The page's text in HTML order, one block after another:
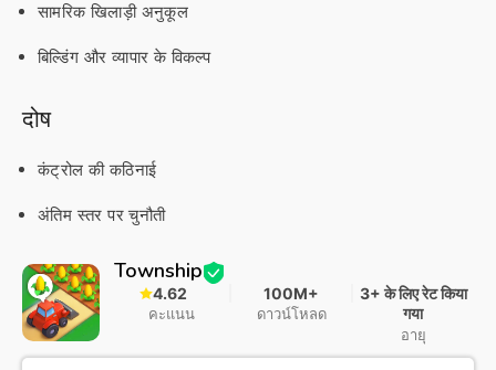
सामरिक खिलाड़ी अनुकूल
बिल्डिंग और व्यापार के विकल्प
दोष
कंट्रोल की कठिनाई
अंतिम स्तर पर चुनौती
Township
4.62
คะแนน
100M+
ดาวน์โหลด
3+ के लिए रेट किया
गया
อายุ